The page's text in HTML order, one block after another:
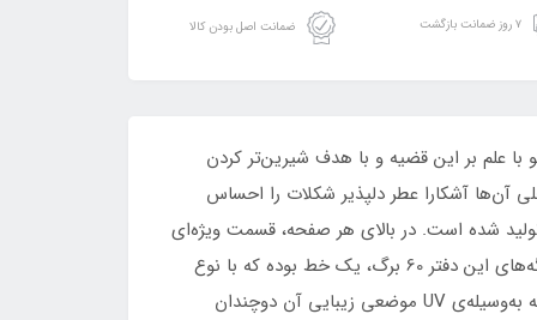
۷ روز ضمانت بازگشت ضمانت اصل بودن کالا
با علم بر این قضیه و با هدف شیرین‌تر کردن
آن‌ها آشکارا عطر دلپذیر شکلات را احساس
شده است. در بالای هر صفحه‌، قسمت ویژه‌ا‌ی
برای درج موضوع و تاریخ نوشته‌ها قرار گرفته که می‌توانید با استفاده از آن‌ها به نوشته‌هایتان نظم و ترتیب بیشتری بدهید. برگه‌های این دفتر 60 برگ، یک خط بوده که با نوع
صحافی چسب به یکدیگر متصل شده‌اند. جنس جلد دفتر پیش رویتان مقوای نازک است و با طرح نقاشی عاشقان در زیر باران که به‌وسیله‌ی UV موضعی زیبایی آن دوچندان